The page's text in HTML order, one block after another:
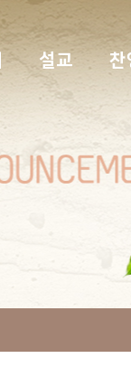
설교 찬